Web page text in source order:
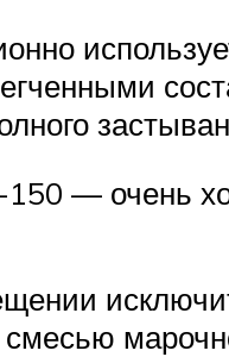
— очень